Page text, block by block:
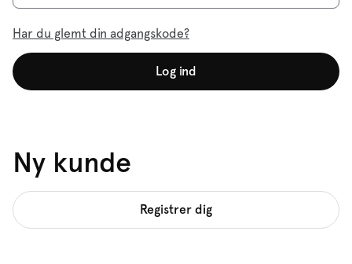
Har du glemt din adgangskode?
Log ind
Ny kunde
Registrer dig